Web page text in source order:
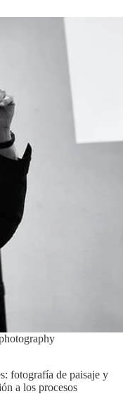
fotografía de paisaje y
a los procesos